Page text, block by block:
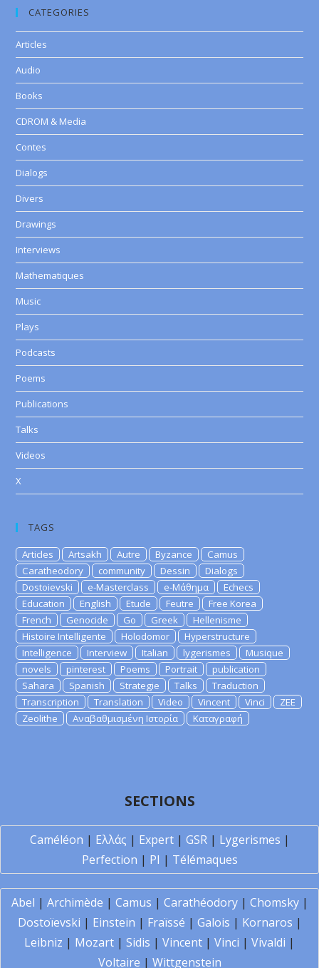
CATEGORIES
Articles
Audio
Books
CDROM & Media
Contes
Dialogs
Divers
Drawings
Interviews
Mathematiques
Music
Plays
Podcasts
Poems
Publications
Talks
Videos
X
TAGS
Articles Artsakh Autre Byzance
Camus
Caratheodory
community Dessin
Dialogs
Dostoievski
e-Masterclass e-Μάθημα
Echecs
Education
English Etude Feutre
Free Korea
French
Genocide Go Greek
Hellenisme
Histoire Intelligente
Holodomor
Hyperstructure
Intelligence
Interview Italian lygerismes
Musique
novels
pinterest Poems Portrait
publication
Sahara
Spanish Strategie Talks
Traduction
Transcription
Translation Video Vincent Vinci
ZEE
Zeolithe
Αναβαθμισμένη Ιστορία Καταγραφή
SECTIONS
Caméléon | Ελλάς | Expert| GSR| Lygerismes |
Perfection | PI | Télémaques
Abel | Archimède | Camus | Carathéodory| Chomsky|
Dostoïevski | Einstein | Fraïssé | Galois | Kornaros |
Leibniz | Mozart | Sidis | Vincent | Vinci | Vivaldi |
Voltaire | Wittgenstein